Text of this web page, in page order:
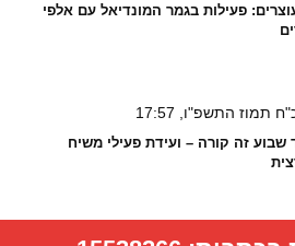
פעילות בגמר המונדיאל עם אלפי
תמוז התשפ"ו, 17:57
שבוע זה קורה – ועידת פעילי משיח